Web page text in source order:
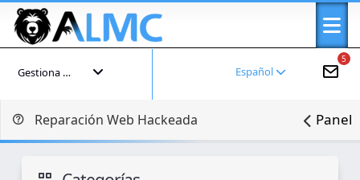
5
Español
Gestiona tu cuenta
Reparación Web Hackeada Panel